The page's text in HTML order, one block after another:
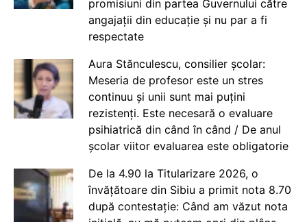
promisiuni din partea Guvernului către
angajații din educație și nu par a fi
respectate
Aura Stănculescu, consilier școlar:
Meseria de profesor este un stres
continuu și unii sunt mai puțini
rezistenți. Este necesară o evaluare
psihiatrică din când în când / De anul
școlar viitor evaluarea este obligatorie
De la 4.90 la Titularizare 2026, o
învățătoare din Sibiu a primit nota 8.70
după contestație: Când am văzut nota